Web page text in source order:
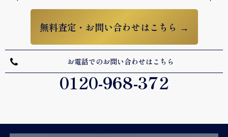
無料査定・お問い合わせはこちら →
お電話でのお問い合わせはこちら
0120-968-372